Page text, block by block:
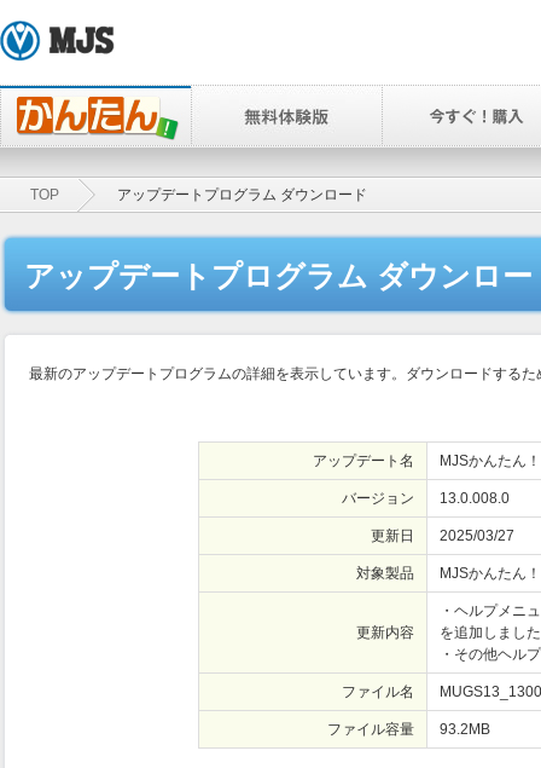
TOP アップデートプログラム ダウンロード
アップデートプログラム ダウンロー
最新のアップデートプログラムの詳細を表示しています。ダウンロードする
アップデート名 MJSかんたん
バージョン 13.0.008.0
更新日 2025/03/27
対象製品 MJSかんたん
更新内容
・ヘルプメニ
を追加しまし
・その他ヘル
ファイル名
ファイル容量 93.2 MB